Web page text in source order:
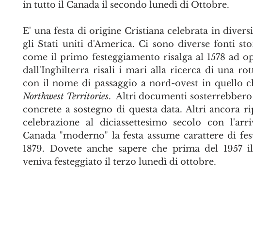
in tutto il Canada il secondo lunedì di Ottobre.
E' una festa di origine Cristiana celebrata in
gli Stati uniti d'America. Ci sono diverse fonti
come il primo festeggiamento risalga al 1578 ad
dall'Inghilterra risali i mari alla ricerca di una
Northwest Territories.  Altri documenti
concrete a sostegno di questa data. Altri ancora
celebrazione al diciassettesimo secolo con
Canada "moderno" la festa assume carattere di
1879. Dovete anche sapere che prima del
veniva festeggiato il terzo lunedì di ottobre.